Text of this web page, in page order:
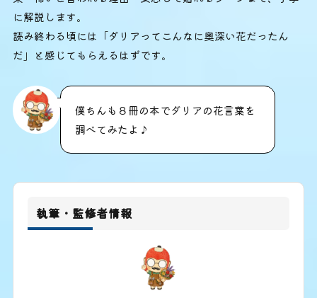
に解説します。
読み終わる頃には「ダリアってこんなに奥深い花だったん
だ」と感じてもらえるはずです。
僕ちんも８冊の本でダリアの花言葉を
調べてみたよ♪
執筆・監修者情報